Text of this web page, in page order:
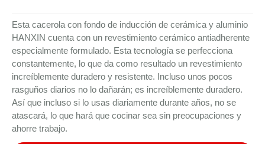
Esta cacerola con fondo de inducción de cerámica y aluminio
HANXIN cuenta con un revestimiento cerámico antiadherente
especialmente formulado. Esta tecnología se perfecciona
constantemente, lo que da como resultado un revestimiento
increíblemente duradero y resistente. Incluso unos pocos
rasguños diarios no lo dañarán; es increíblemente duradero.
Así que incluso si lo usas diariamente durante años, no se
atascará, lo que hará que cocinar sea sin preocupaciones y
ahorre trabajo.